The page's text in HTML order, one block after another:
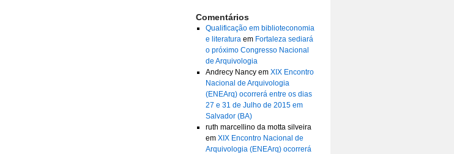
Comentários
Qualificação em biblioteconomia
e literaturaem Fortaleza sediará
o próximo Congresso Nacional
de Arquivologia
Andrecy Nancyem XIX Encontro
Nacional de Arquivologia
(ENEArq) ocorrerá entre os dias
27 e 31 de Julho de 2015 em
Salvador (BA)
ruth marcellino da motta silveira
em XIX Encontro Nacional de
Arquivologia (ENEArq) ocorrerá